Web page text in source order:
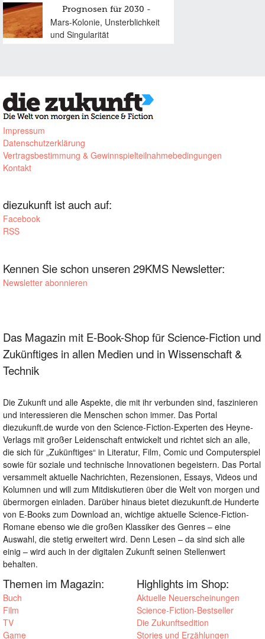
Prognosen für 2030
Mars-Kolonie, Unsterblichkeit
und Singularität
Impressum
Datenschutzerklärung
Vertragsbestimmung & Gewinnspielteilnahmebedingungen
Kontakt
diezukunft ist auch auf:
Facebook
RSS
Kennen Sie schon unseren 29KMS Newsletter:
Newsletter abonnieren
Das Magazin mit E-Book-Shop für Science-Fiction und
Zukünftiges in allen Medien und in Wissenschaft &
Technik
Die Zukunft und alle Aspekte, die mit ihr verbunden sind, faszinieren
und interessieren die Menschen schon immer. Das Portal
diezukunft.de wurde von den Science-Fiction-Experten des Heyne-
Verlags mit großer Leidenschaft entwickelt und richtet sich an alle,
die sich für „Zukünftiges“ in Literatur, Film, Comic und Computerspiel
sowie für soziale und technische Innovationen begeistern. Das Portal
versammelt aktuelle Nachrichten, Rezensionen, Essays, Videos und
Kolumnen und will zum Mitdiskutieren über die Welt von morgen und
übermorgen einladen. Darüber hinaus bietet diezukunft.de Hunderte
von E-Books zum Download an, wichtige aktuelle Science-Fiction-
Romane ebenso wie die großen Klassiker des Genres – eine
Auswahl, die stetig erweitert wird. Denn Lesen – da sind sich alle
einig – wird auch in der digitalen Zukunft seinen Stellenwert
behalten.
Themen im Magazin:
Buch
Film
TV
Game
Highlights im Shop:
Aktuelle Neuerscheinungen
Science-Fiction-Bestseller
Die Zukunftsedition
Stories und Erzählungen